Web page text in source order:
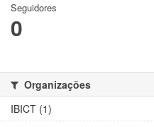
Seguidores
0
Organizações
IBICT (1)